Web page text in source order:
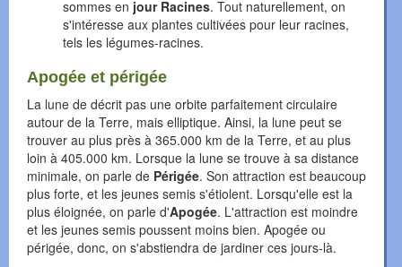
sommes en jour Racines. Tout naturellement, on
s'intéresse aux plantes cultivées pour leur racines,
tels les légumes-racines.
Apogée et périgée
La lune de décrit pas une orbite parfaitement circulaire
autour de la Terre, mais elliptique. Ainsi, la lune peut se
trouver au plus près à 365.000 km de la Terre, et au plus
loin à 405.000 km. Lorsque la lune se trouve à sa distance
minimale, on parle de Périgée. Son attraction est beaucoup
plus forte, et les jeunes semis s'étiolent. Lorsqu'elle est la
plus éloignée, on parle d'Apogée. L'attraction est moindre
et les jeunes semis poussent moins bien. Apogée ou
périgée, donc, on s'abstiendra de jardiner ces jours-là.